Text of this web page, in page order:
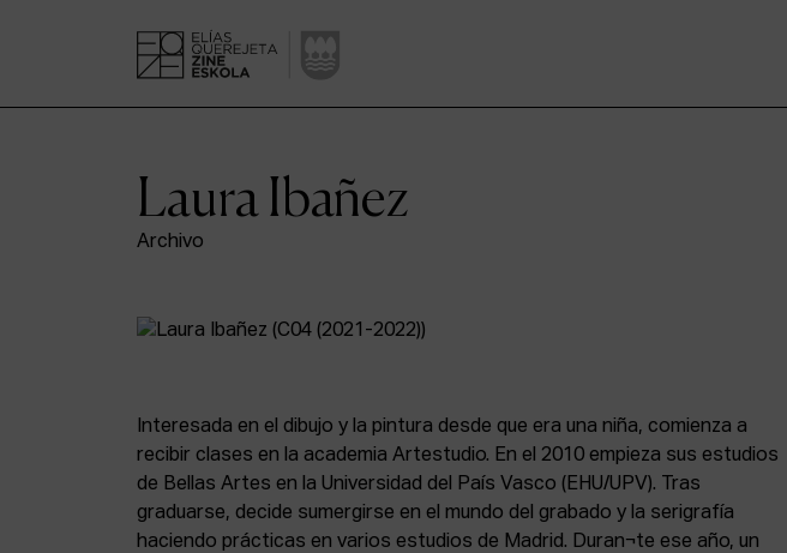
Laura Ibañez
Archivo
Interesada en el dibujo y la pintura desde que era una niña, comienza a
recibir clases en la academia Artestudio. En el 2010 empieza sus estudios
de Bellas Artes en la Universidad del País Vasco (EHU/UPV). Tras
graduarse, decide sumergirse en el mundo del grabado y la serigrafía
haciendo prácticas en varios estudios de Madrid. Duran¬te ese año, un